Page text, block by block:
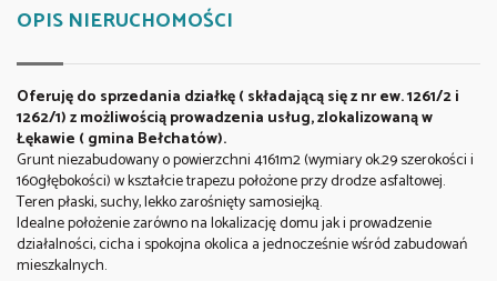
OPIS NIERUCHOMOŚCI
Oferuję do sprzedania działkę ( składającą się z nr ew. 1261/2 i
1262/1) z możliwością prowadzenia usług, zlokalizowaną w
Łękawie ( gmina Bełchatów).
Grunt niezabudowany o powierzchni 4161m2 (wymiary ok.29 szerokości i
160głębokości) w kształcie trapezu położone przy drodze asfaltowej.
Teren płaski, suchy, lekko zarośnięty samosiejką.
Idealne położenie zarówno na lokalizację domu jak i prowadzenie
działalności, cicha i spokojna okolica a jednocześnie wśród zabudowań
mieszkalnych.